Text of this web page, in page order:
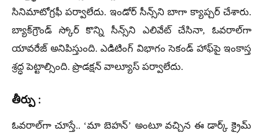
సినిమాటోగ్రఫీ పర్వాలేదు. ఇండోర్ సీన్స్‌ని బాగా క్యాప్చర్ చేశారు.
బ్యాక్‌గ్రౌండ్ స్కోర్ కొన్ని సీన్స్‌ని ఎలివేట్ చేసినా, ఓవరాల్‌గా
యావరేజ్ అనిపిస్తుంది. ఎడిటింగ్ విభాగం సెకండ్ హాఫ్‌పై ఇంకాస్త
శ్రద్ధ పెట్టాల్సింది. ప్రొడక్షన్ వాల్యూస్ పర్వాలేదు.
తీర్పు :
ఓవరాల్‌గా చూస్తే.. ‘మా బెహన్’ అంటూ వచ్చిన ఈ డార్క్ క్రైమ్